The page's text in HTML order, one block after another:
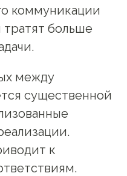
коммуникации
больше
между
существенной
к